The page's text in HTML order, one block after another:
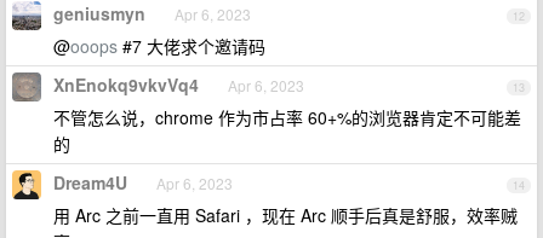
12
geniusmyn Apr 6, 2023
@ooops #7 大佬求个邀请码
13
XnEnokq9vkvVq4 Apr 6, 2023
不管怎么说，chrome 作为市占率 60+%的浏览器肯定不可能差
的
14
Dream4U Apr 6, 2023
用 Arc 之前一直用 Safari ，现在 Arc 顺手后真是舒服，效率贼